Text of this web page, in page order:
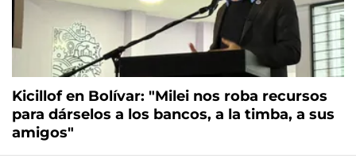
Kicillof en Bolívar: "Milei nos roba recursos
para dárselos a los bancos, a la timba, a sus
amigos"